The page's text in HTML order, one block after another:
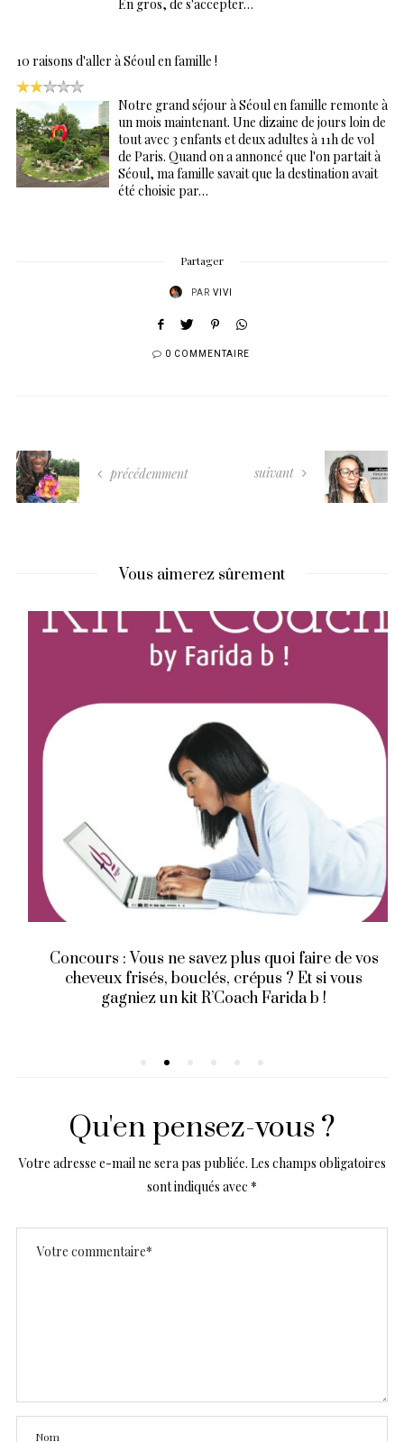
En gros, de s'accepter…
10 raisons d'aller à Séoul en famille !
Notre grand séjour à Séoul en famille remonte à
un mois maintenant. Une dizaine de jours loin de
tout avec 3 enfants et deux adultes à 11h de vol
de Paris. Quand on a annoncé que l'on partait à
Séoul, ma famille savait que la destination avait
été choisie par…
Partager
PAR VIVI
0 COMMENTAIRE
précédemment suivant
Vous aimerez sûrement
Concours : Vous ne savez plus quoi faire de vos
cheveux frisés, bouclés, crépus ? Et si vous
gagniez un kit R’Coach Farida b !
Qu'en pensez-vous ?
Votre adresse e-mail ne sera pas publiée. Les champs obligatoires
sont indiqués avec *